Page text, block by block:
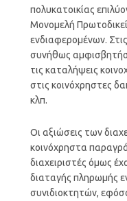
πολυκατοικίας
Μονομελή
ενδιαφερομένων.
συνήθως
τις καταλήψεις
στις κοινόχρηστες
κλπ.
Οι αξιώσεις των
κοινόχρηστα
διαχειριστές όμως
διαταγής πληρωμής
συνιδιοκτητών,